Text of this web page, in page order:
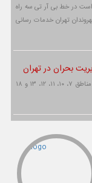
است در خط بی آر تی سه راه
تهران خدمات رسانی
تهران رسانه | ۶ پایگاه جدید در مناطق ۷، ۱۰، ۱۱، ۱۲، ۱۳ و ۱۸